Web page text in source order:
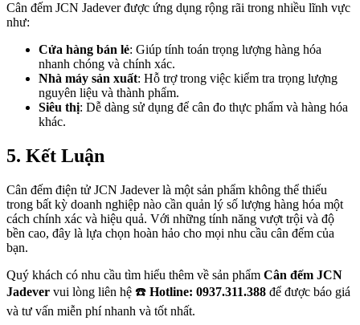
Cân đếm JCN Jadever được ứng dụng rộng rãi trong nhiều lĩnh vực
như:
Cửa hàng bán lẻ: Giúp tính toán trọng lượng hàng hóa
nhanh chóng và chính xác.
Nhà máy sản xuất: Hỗ trợ trong việc kiểm tra trọng lượng
nguyên liệu và thành phẩm.
Siêu thị: Dễ dàng sử dụng để cân đo thực phẩm và hàng hóa
khác.
5. Kết Luận
Cân đếm điện tử JCN Jadever là một sản phẩm không thể thiếu
trong bất kỳ doanh nghiệp nào cần quản lý số lượng hàng hóa một
cách chính xác và hiệu quả. Với những tính năng vượt trội và độ
bền cao, đây là lựa chọn hoàn hảo cho mọi nhu cầu cân đếm của
bạn.
Quý khách có nhu cầu tìm hiểu thêm về sản phẩm Cân đếm JCN
Jadever vui lòng liên hệ ☎️ Hotline: 0937.311.388 để được báo giá
và tư vấn miễn phí nhanh và tốt nhất.